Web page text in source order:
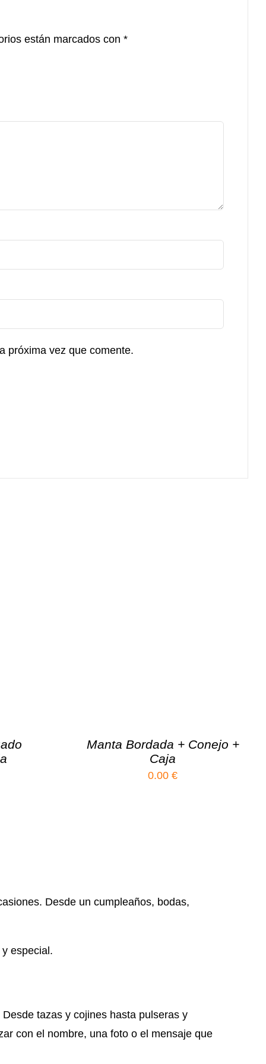
están marcados con *
próxima vez que comente.
Manta Bordada + Conejo +
Caja
0.00€
Desde un cumpleaños, bodas,
especial.
tazas y cojines hasta pulseras y
con el nombre, una foto o el mensaje que